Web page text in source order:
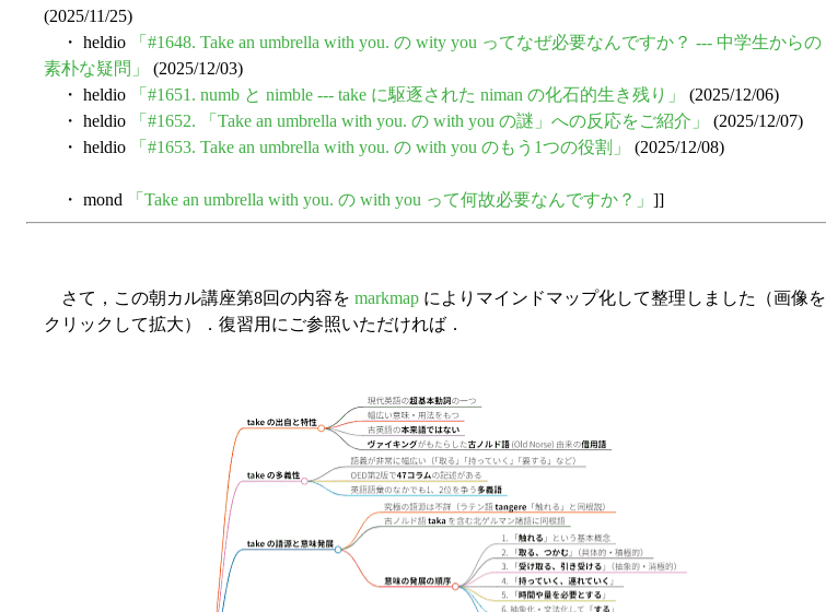
(2025/11/25)
・ heldio
「#1648. Take an umbrella with you. の wity you ってなぜ必要なんですか？ --- 中学生からの
素朴な疑問」
(2025/12/03)
・ heldio
「#1651. numb と nimble --- take に駆逐された niman の化石的生き残り」
(2025/12/06)
・ heldio
「#1652. 「Take an umbrella with you. の with you の謎」への反応をご紹介」
(2025/12/07)
・ heldio
「#1653. Take an umbrella with you. の with you のもう1つの役割」 (2025/12/08)
・ mond 「Take an umbrella with you. の with you って何故必要なんですか？」 ]]
さて，この朝カル講座第8回の内容を markmap によりマインドマップ化して整理しました（画像を
クリックして拡大）．復習用にご参照いただければ．